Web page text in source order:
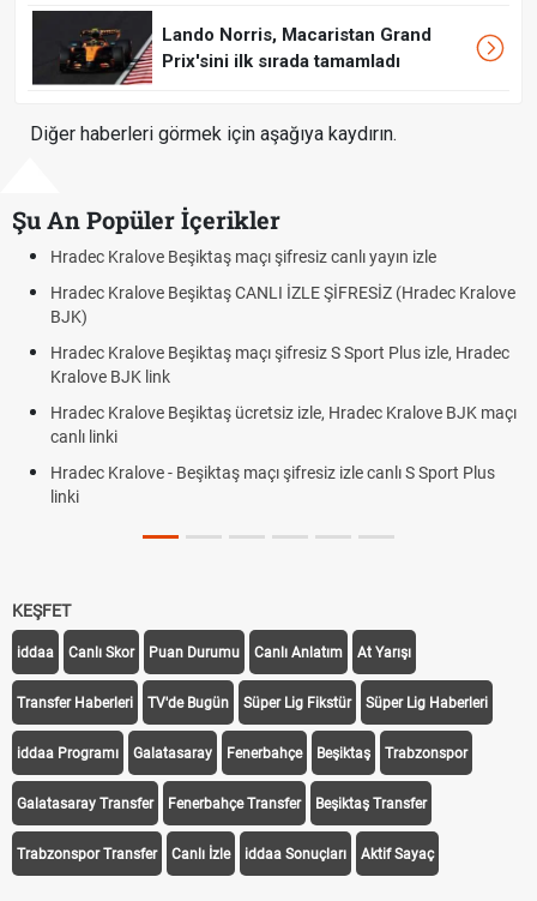
Lando Norris, Macaristan Grand
Prix'sini ilk sırada tamamladı
Diğer haberleri görmek için aşağıya kaydırın.
Şu An Popüler İçerikler
Kralove Beşiktaş maçı şifresiz canlı yayın izle
Kralove Beşiktaş CANLI İZLE ŞİFRESİZ (Hradec Kralove
Kralove Beşiktaş maçı şifresiz S Sport Plus izle, Hradec
BJK link
Kralove Beşiktaş ücretsiz izle, Hradec Kralove BJK maçı
Kralove - Beşiktaş maçı şifresiz izle canlı S Sport Plus
Trivela
KEŞFET
iddaa Canlı Skor Puan Durumu Canlı Anlatım At Yarışı
Transfer Haberleri TV'de Bugün Süper Lig Fikstür Süper Lig Haberleri
iddaa Programı Galatasaray Fenerbahçe Beşiktaş Trabzonspor
Galatasaray Transfer Fenerbahçe Transfer Beşiktaş Transfer
Trabzonspor Transfer Canlı İzle iddaa Sonuçları Aktif Sayaç